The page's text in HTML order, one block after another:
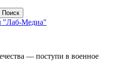
— поступи в военное